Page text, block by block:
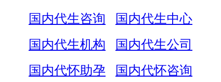
国内代生咨询
国内代生中心
国内代生机构
国内代生公司
国内代怀助孕
国内代怀咨询